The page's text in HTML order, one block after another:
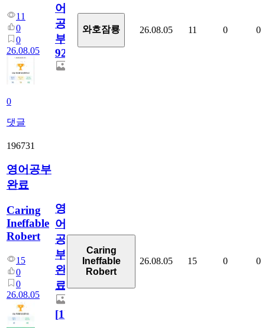
11
0
0
26.08.05
0
댓글
어
공
부
929
와호잠룡 26.08.05 11 0 0
196731
영어공부
완료
Caring
Ineffable
Robert
15
0
0
26.08.05
영
어
공
부
완
료
[1]
Caring
Ineffable
Robert
26.08.05 15 0 0